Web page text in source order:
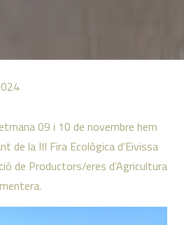
09 i 10 de novembre hem
de la III Fira Ecològica d’Eivissa
de Productors/eres d’Agricultura